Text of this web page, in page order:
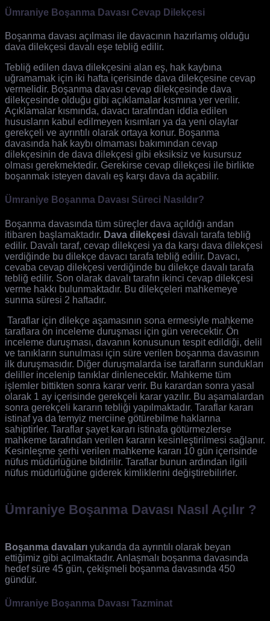
Ümraniye Boşanma Davası Cevap Dilekçesi
Boşanma davası açılması ile davacının hazırlamış olduğu
dava dilekçesi davalı eşe tebliğ edilir.
Tebliğ edilen dava dilekçesini alan eş, hak kaybına
uğramamak için iki hafta içerisinde dava dilekçesine cevap
vermelidir. Boşanma davası cevap dilekçesinde dava
dilekçesinde olduğu gibi açıklamalar kısmına yer verilir.
Açıklamalar kısmında, davacı tarafından iddia edilen
hususların kabul edilmeyen kısımları ya da yeni olaylar
gerekçeli ve ayrıntılı olarak ortaya konur. Boşanma
davasında hak kaybı olmaması bakımından cevap
dilekçesinin de dava dilekçesi gibi eksiksiz ve kusursuz
olması gerekmektedir. Gerekirse cevap dilekçesi ile birlikte
boşanmak isteyen davalı eş karşı dava da açabilir.
Ümraniye Boşanma Davası Süreci Nasıldır?
Boşanma davasında tüm süreçler dava açıldığı andan
itibaren başlamaktadır. Dava dilekçesi davalı tarafa tebliğ
edilir. Davalı taraf, cevap dilekçesi ya da karşı dava dilekçesi
verdiğinde bu dilekçe davacı tarafa tebliğ edilir. Davacı,
cevaba cevap dilekçesi verdiğinde bu dilekçe davalı tarafa
tebliğ edilir. Son olarak davalı tarafın ikinci cevap dilekçesi
verme hakkı bulunmaktadır. Bu dilekçeleri mahkemeye
sunma süresi 2 haftadır.
Taraflar için dilekçe aşamasının sona ermesiyle mahkeme
taraflara ön inceleme duruşması için gün verecektir. Ön
inceleme duruşması, davanın konusunun tespit edildiği, delil
ve tanıkların sunulması için süre verilen boşanma davasının
ilk duruşmasıdır. Diğer duruşmalarda ise tarafların sundukları
deliller incelenip tanıklar dinlenecektir. Mahkeme tüm
işlemler bittikten sonra karar verir. Bu karardan sonra yasal
olarak 1 ay içerisinde gerekçeli karar yazılır. Bu aşamalardan
sonra gerekçeli kararın tebliği yapılmaktadır. Taraflar kararı
istinaf ya da temyiz merciine götürebilme haklarına
sahiptirler. Taraflar şayet kararı istinafa götürmezlerse
mahkeme tarafından verilen kararın kesinleştirilmesi sağlanır.
Kesinleşme şerhi verilen mahkeme kararı 10 gün içerisinde
nüfus müdürlüğüne bildirilir. Taraflar bunun ardından ilgili
nüfus müdürlüğüne giderek kimliklerini değiştirebilirler.
Ümraniye Boşanma Davası Nasıl Açılır ?
Boşanma davaları yukarıda da ayrıntılı olarak beyan
ettiğimiz gibi açılmaktadır. Anlaşmalı boşanma davasında
hedef süre 45 gün, çekişmeli boşanma davasında 450
gündür.
Ümraniye Boşanma Davası Tazminat